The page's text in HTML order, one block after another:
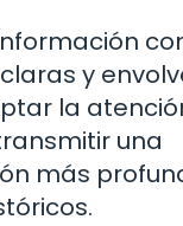
y
la
una
más